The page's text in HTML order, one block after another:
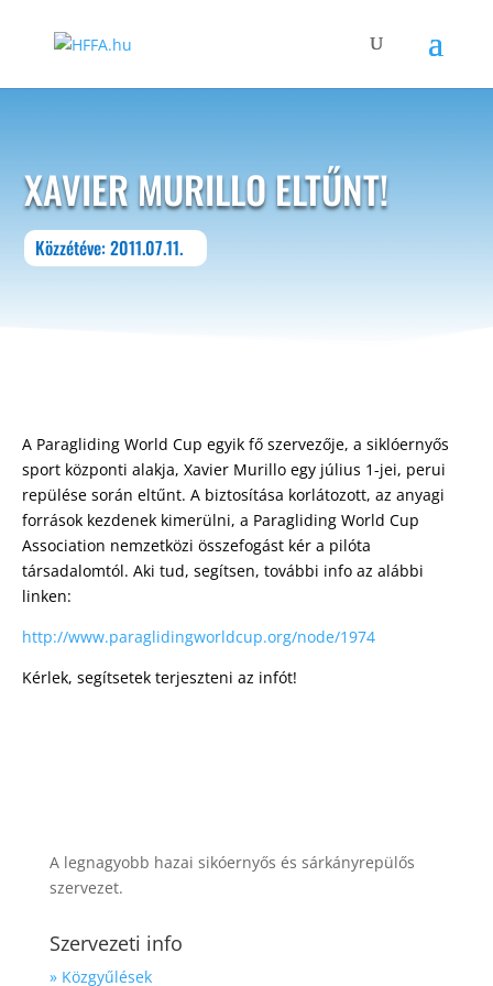
XAVIER MURILLO ELTŰNT!
Közzétéve: 2011.07.11.
A Paragliding World Cup egyik fő szervezője, a siklóernyős
sport központi alakja, Xavier Murillo egy július 1-jei, perui
repülése során eltűnt. A biztosítása korlátozott, az anyagi
források kezdenek kimerülni, a Paragliding World Cup
Association nemzetközi összefogást kér a pilóta
társadalomtól. Aki tud, segítsen, további info az alábbi
linken:
http://www.paraglidingworldcup.org/node/1974
Kérlek, segítsetek terjeszteni az infót!
A legnagyobb hazai sikóernyős és sárkányrepülős
szervezet.
Szervezeti info
» Közgyűlések